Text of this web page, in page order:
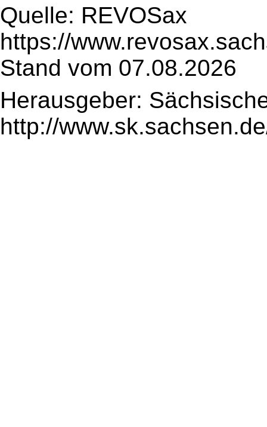
Quelle: REVOSax
https://
Stand vom 07.08.2026
Herausgeber:
http://